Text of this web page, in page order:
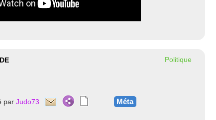
Politique
par Judo73 Méta